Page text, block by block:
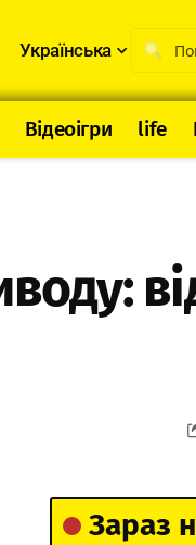
Українська
Відеоігри life
Зараз